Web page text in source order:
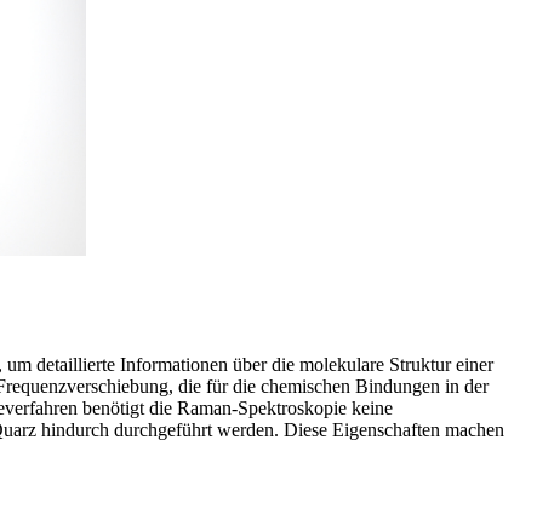
detaillierte Informationen über die molekulare Struktur einer
die für die chemischen Bindungen in der
benötigt die Raman-Spektroskopie keine
hindurch durchgeführt werden. Diese Eigenschaften machen